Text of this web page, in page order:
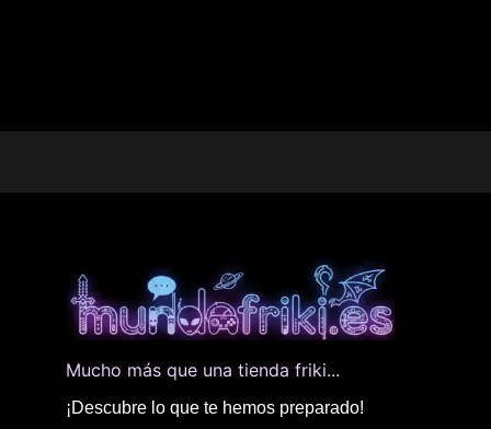
Mucho más que una tienda friki...
¡Descubre lo que te hemos preparado!